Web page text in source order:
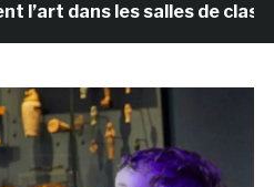
les salles de classe des